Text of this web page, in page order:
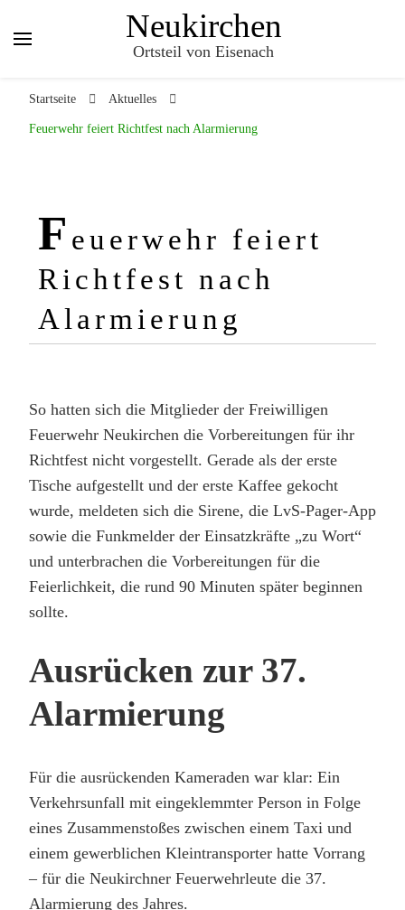
Neukirchen
Ortsteil von Eisenach
Startseite Aktuelles
Feuerwehr feiert Richtfest nach Alarmierung
F euerwehr feiert
Richtfest nach
Alarmierung
So hatten sich die Mitglieder der Freiwilligen
Feuerwehr Neukirchen die Vorbereitungen für ihr
Richtfest nicht vorgestellt. Gerade als der erste
Tische aufgestellt und der erste Kaffee gekocht
wurde, meldeten sich die Sirene, die LvS-Pager-App
sowie die Funkmelder der Einsatzkräfte „zu Wort“
und unterbrachen die Vorbereitungen für die
Feierlichkeit, die rund 90 Minuten später beginnen
sollte.
Ausrücken zur 37.
Alarmierung
Für die ausrückenden Kameraden war klar: Ein
Verkehrsunfall mit eingeklemmter Person in Folge
eines Zusammenstoßes zwischen einem Taxi und
einem gewerblichen Kleintransporter hatte Vorrang
– für die Neukirchner Feuerwehrleute die 37.
Alarmierung des Jahres.